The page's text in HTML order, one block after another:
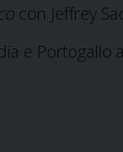
con Jeffrey
e Portogallo